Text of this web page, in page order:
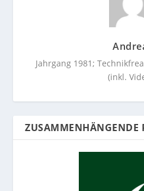
Jahrgang 1981;
(inkl.
ZUSAMMENHÄNGENDE